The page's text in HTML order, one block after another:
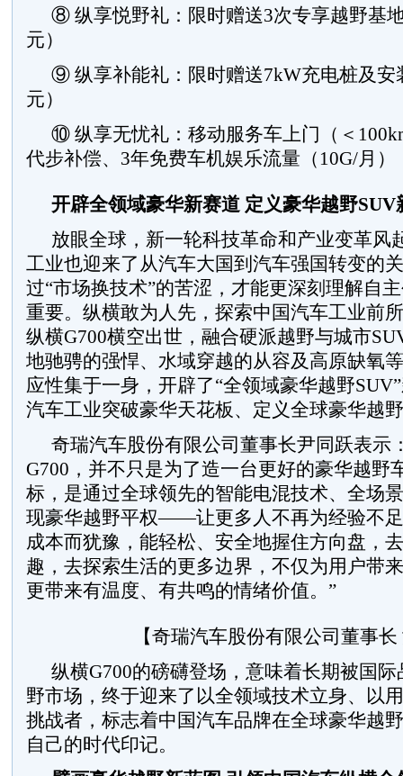
⑧ 纵享悦野礼：限时赠送3次专享越野基
元）
⑨ 纵享补能礼：限时赠送7kW充电桩及安
元）
⑩ 纵享无忧礼：移动服务车上门（＜
代步补偿、3年免费车机娱乐流量（10G/月）
开辟全领域豪华新赛道 定义豪华越野SUV
放眼全球，新一轮科技革命和产业变革风
工业也迎来了从汽车大国到汽车强国转变的
过“市场换技术”的苦涩，才能更深刻理解自
重要。纵横敢为人先，探索中国汽车工业前
纵横G700横空出世，融合硬派越野与城市
地驰骋的强悍、水域穿越的从容及高原缺氧
应性集于一身，开辟了“全领域豪华越野
汽车工业突破豪华天花板、定义全球豪华越
奇瑞汽车股份有限公司董事长尹同跃表示
G700，并不只是为了造一台更好的豪华越野
标，是通过全球领先的智能电混技术、全场
现豪华越野平权——让更多人不再为经验不
成本而犹豫，能轻松、安全地握住方向盘，
趣，去探索生活的更多边界，不仅为用户带
更带来有温度、有共鸣的情绪价值。”
【奇瑞汽车股份有限公司董事
纵横G700的磅礴登场，意味着长期被国
野市场，终于迎来了以全领域技术立身、以
挑战者，标志着中国汽车品牌在全球豪华越
自己的时代印记。